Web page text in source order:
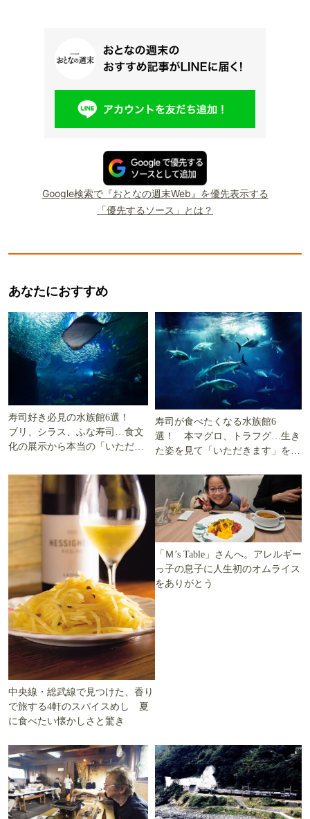
Google検索で『おとなの週末Web』を優先表示する
「優先するソース」とは？
あなたにおすすめ
寿司好き必見の水族館6選！
ブリ、シラス、ふな寿司…食文
化の展示から本当の「いただき
寿司が食べたくなる水族館6
選！ 本マグロ、トラフグ…生き
た姿を見て「いただきます」を考
中央線・総武線で見つけた、香り
で旅する4軒のスパイスめし 夏
に食べたい懐かしさと驚き
「Ｍ’s Table」さんへ。アレルギー
っ子の息子に人生初のオムライス
をありがとう